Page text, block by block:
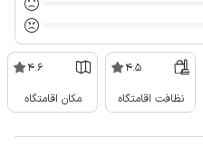
4.5
نظافت اقامتگاه
4.6
مکان اقامتگاه